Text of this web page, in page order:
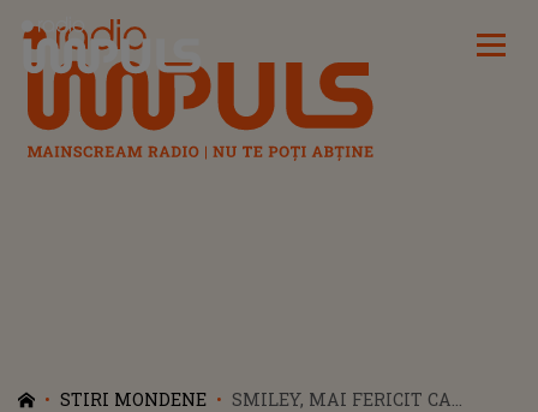
Radio Impuls
STIRI MONDENE
SMILEY, MAI FERICIT CA